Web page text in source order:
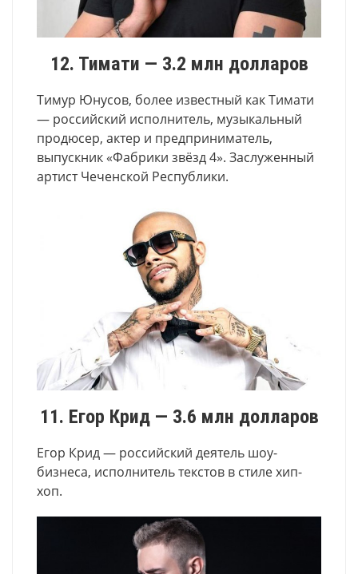
12. Тимати — 3.2 млн долларов
Тимур Юнусов, более известный как Тимати
— российский исполнитель, музыкальный
продюсер, актер и предприниматель,
выпускник «Фабрики звёзд 4». Заслуженный
артист Чеченской Республики.
11. Егор Крид — 3.6 млн долларов
Егор Крид — российский деятель шоу-
бизнеса, исполнитель текстов в стиле хип-
хоп.